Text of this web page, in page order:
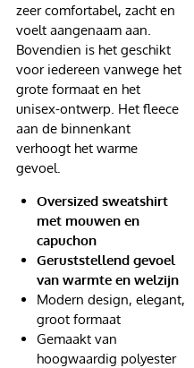
zeer comfortabel, zacht en
voelt aangenaam aan.
Bovendien is het geschikt
voor iedereen vanwege het
grote formaat en het
unisex-ontwerp. Het fleece
aan de binnenkant
verhoogt het warme
gevoel.
Oversized sweatshirt
met mouwen en
capuchon
Geruststellend gevoel
van warmte en welzijn
Modern design, elegant,
groot formaat
Gemaakt van
hoogwaardig polyester